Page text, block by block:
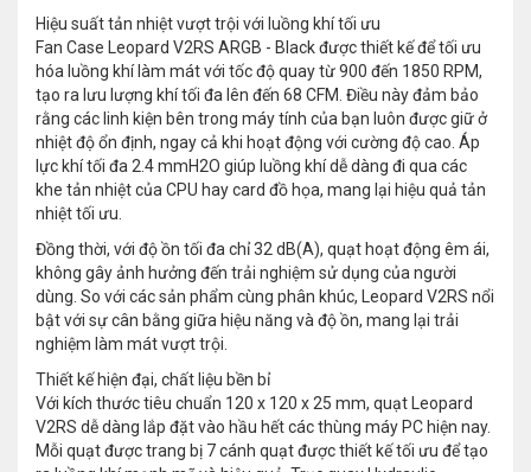
Hiệu suất tản nhiệt vượt trội với luồng khí tối ưu
Fan Case Leopard V2RS ARGB - Black được thiết kế để tối ưu
hóa luồng khí làm mát với tốc độ quay từ 900 đến 1850 RPM,
tạo ra lưu lượng khí tối đa lên đến 68 CFM. Điều này đảm bảo
rằng các linh kiện bên trong máy tính của bạn luôn được giữ ở
nhiệt độ ổn định, ngay cả khi hoạt động với cường độ cao. Áp
lực khí tối đa 2.4 mmH2O giúp luồng khí dễ dàng đi qua các
khe tản nhiệt của CPU hay card đồ họa, mang lại hiệu quả tản
nhiệt tối ưu.
Đồng thời, với độ ồn tối đa chỉ 32 dB(A), quạt hoạt động êm ái,
không gây ảnh hưởng đến trải nghiệm sử dụng của người
dùng. So với các sản phẩm cùng phân khúc, Leopard V2RS nổi
bật với sự cân bằng giữa hiệu năng và độ ồn, mang lại trải
nghiệm làm mát vượt trội.
Thiết kế hiện đại, chất liệu bền bỉ
Với kích thước tiêu chuẩn 120 x 120 x 25 mm, quạt Leopard
V2RS dễ dàng lắp đặt vào hầu hết các thùng máy PC hiện nay.
Mỗi quạt được trang bị 7 cánh quạt được thiết kế tối ưu để tạo